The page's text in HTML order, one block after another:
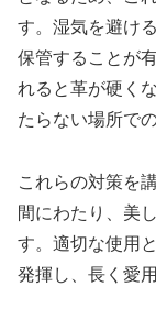
す。湿気を避け
保管することが
れると革が硬く
たらない場所で
これらの対策を
間にわたり、美
す。適切な使用
発揮し、長く愛